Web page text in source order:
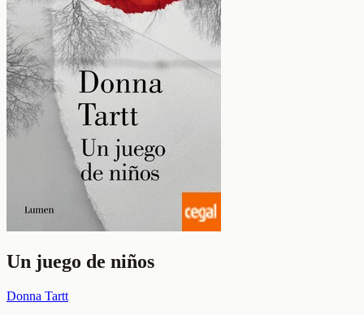
Un juego de niños
Donna Tartt